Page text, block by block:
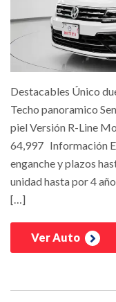
Destacables Único
Techo panoramico
piel Versión R-Line
64,997 Información
enganche y plazos
unidad hasta por 4
[…]
Ver Auto